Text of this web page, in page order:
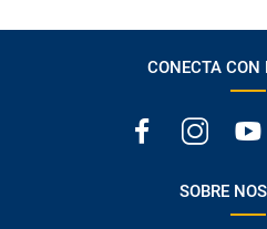
CONECTA CON
SOBRE